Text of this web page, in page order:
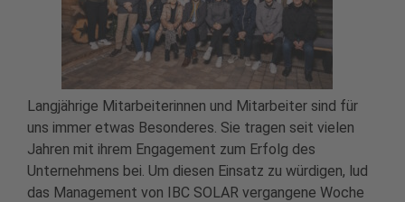
Langjährige Mitarbeiterinnen und Mitarbeiter sind für
uns immer etwas Besonderes. Sie tragen seit vielen
Jahren mit ihrem Engagement zum Erfolg des
Unternehmens bei. Um diesen Einsatz zu würdigen, lud
das Management von IBC SOLAR vergangene Woche